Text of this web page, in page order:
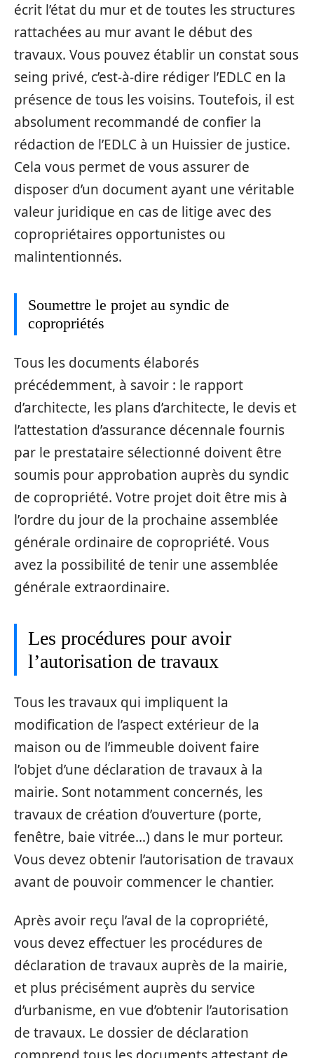
écrit l’état du mur et de toutes les structures
rattachées au mur avant le début des
travaux. Vous pouvez établir un constat sous
seing privé, c’est-à-dire rédiger l’EDLC en la
présence de tous les voisins. Toutefois, il est
absolument recommandé de confier la
rédaction de l’EDLC à un Huissier de justice.
Cela vous permet de vous assurer de
disposer d’un document ayant une véritable
valeur juridique en cas de litige avec des
copropriétaires opportunistes ou
malintentionnés.
Soumettre le projet au syndic de
copropriétés
Tous les documents élaborés
précédemment, à savoir : le rapport
d’architecte, les plans d’architecte, le devis et
l’attestation d’assurance décennale fournis
par le prestataire sélectionné doivent être
soumis pour approbation auprès du syndic
de copropriété. Votre projet doit être mis à
l’ordre du jour de la prochaine assemblée
générale ordinaire de copropriété. Vous
avez la possibilité de tenir une assemblée
générale extraordinaire.
Les procédures pour avoir
l’autorisation de travaux
Tous les travaux qui impliquent la
modification de l’aspect extérieur de la
maison ou de l’immeuble doivent faire
l’objet d’une déclaration de travaux à la
mairie. Sont notamment concernés, les
travaux de création d’ouverture (porte,
fenêtre, baie vitrée…) dans le mur porteur.
Vous devez obtenir l’autorisation de travaux
avant de pouvoir commencer le chantier.
Après avoir reçu l’aval de la copropriété,
vous devez effectuer les procédures de
déclaration de travaux auprès de la mairie,
et plus précisément auprès du service
d’urbanisme, en vue d’obtenir l’autorisation
de travaux. Le dossier de déclaration